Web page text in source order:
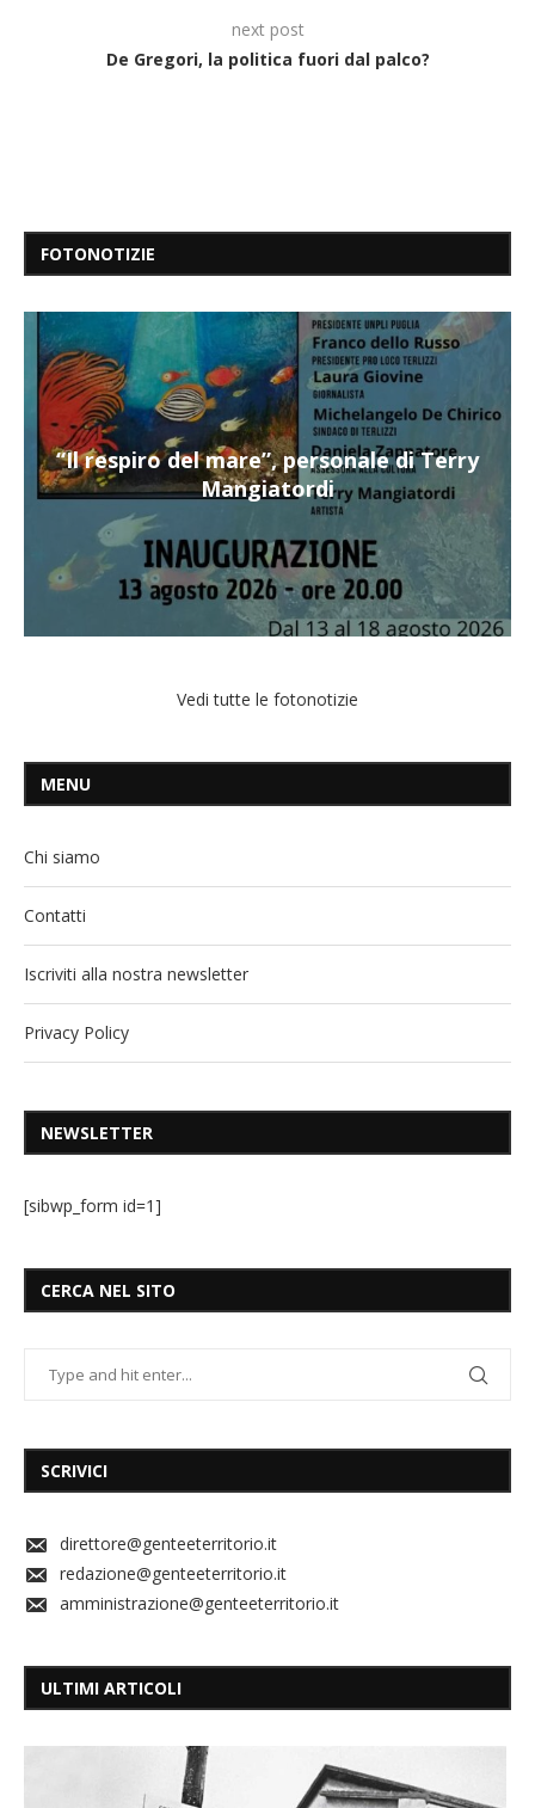
next post
De Gregori, la politica fuori dal palco?
FOTONOTIZIE
“Il respiro del mare”, personale di Terry
Mangiatordi
Vedi tutte le fotonotizie
MENU
Chi siamo
Contatti
Iscriviti alla nostra newsletter
Privacy Policy
NEWSLETTER
[sibwp_form id=1]
CERCA NEL SITO
SCRIVICI
direttore@genteeterritorio.it
redazione@genteeterritorio.it
amministrazione@genteeterritorio.it
ULTIMI ARTICOLI